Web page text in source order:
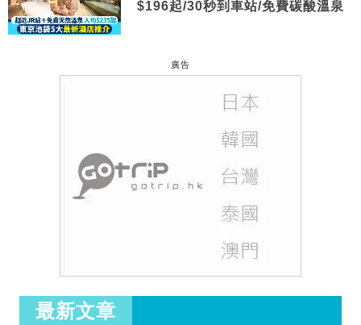
$196起/30秒到車站/免費碳酸溫泉
廣告
最新文章